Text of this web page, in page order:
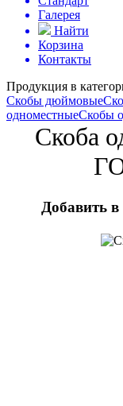
Галерея
Найти
Корзина
Контакты
Продукция в
Скобы дюймовые
одноместныеСкобы
Скоба
Добавить